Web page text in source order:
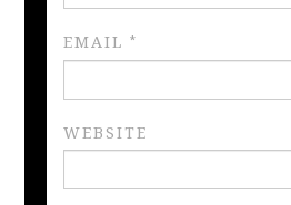
EMAIL*
WEBSITE